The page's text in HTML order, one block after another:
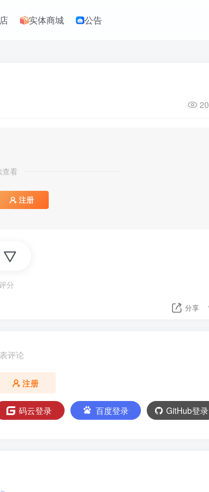
实体商城 公告
20
查看
注册
分
分享
评论
注册
码云登录 百度登录 GitHub登录